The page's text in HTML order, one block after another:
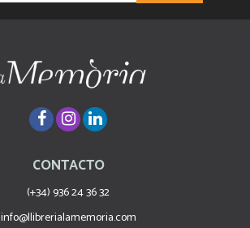
CONTACTO
(+34) 936 24 36 32
info@llibrerialamemoria.com